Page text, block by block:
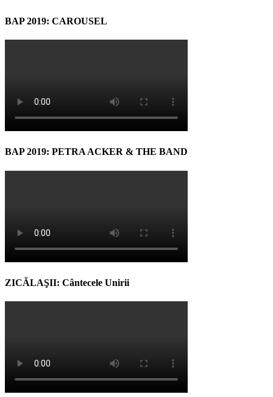
BAP 2019: CAROUSEL
BAP 2019: PETRA ACKER & THE BAND
ZICĂLAŞII: Cântecele Unirii